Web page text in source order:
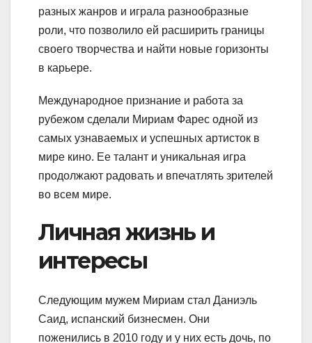
разных жанров и играла разнообразные
роли, что позволило ей расширить границы
своего творчества и найти новые горизонты
в карьере.
Международное признание и работа за
рубежом сделали Мириам Фарес одной из
самых узнаваемых и успешных артисток в
мире кино. Ее талант и уникальная игра
продолжают радовать и впечатлять зрителей
во всем мире.
Личная жизнь и
интересы
Следующим мужем Мириам стал Даниэль
Саид, испанский бизнесмен. Они
поженились в 2010 году и у них есть дочь, по